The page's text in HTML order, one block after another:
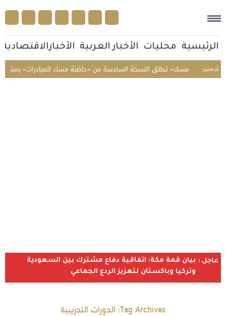
الرئيسية محليات الأخبار العربية الأخبارالاقتصادية
أخر الأخبار | «مسك» تطلق النسخة السادسة من «حاضنة مسك للمبادرات» بمشاركة 12 مبادرة شبابية
عاجل : بيان قمة مكة: اتفاقية دفاع مشترك بين السعودية
وتركيا وباكستان لتعزيز الردع الجماعي
Tag Archives: الدورات التدريبية